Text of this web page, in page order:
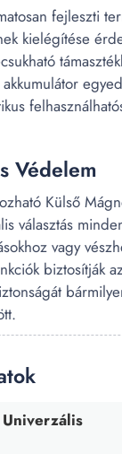
fejleszti
kielégítése
Védelem
Külső
választás
vagy
biztosítják
Univerzális